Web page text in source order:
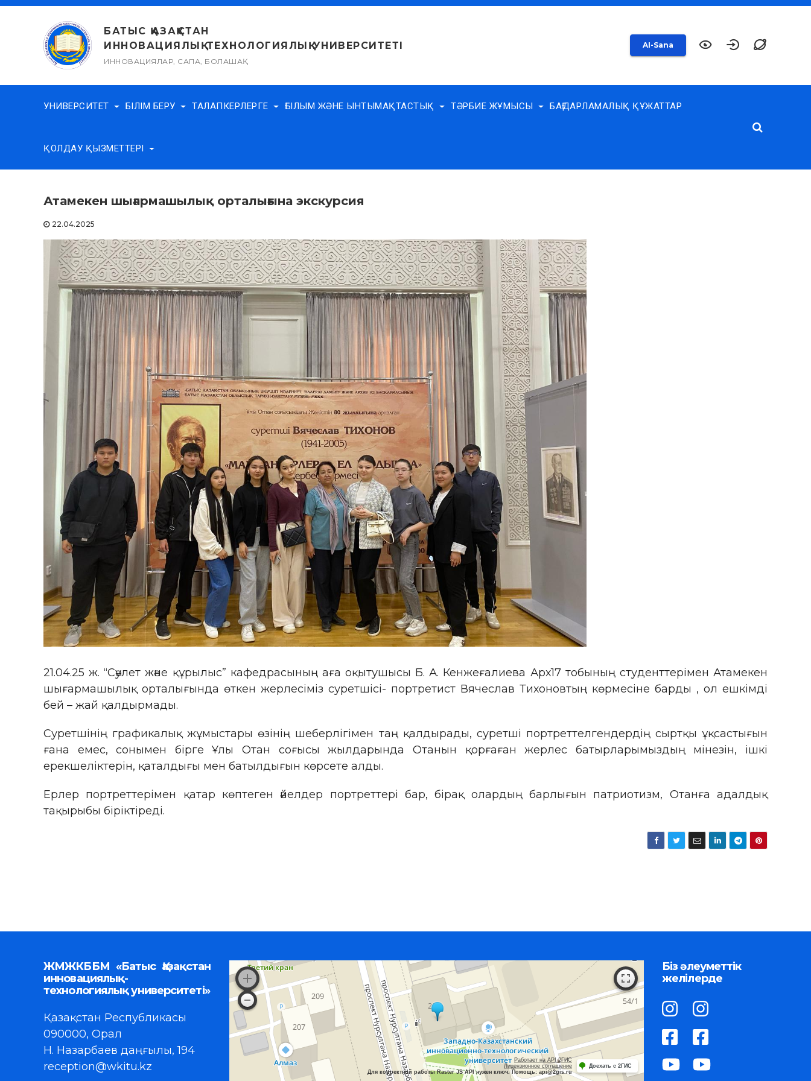
Skip
БАТЫС ҚАЗАҚСТАН
ИННОВАЦИЯЛЫҚ-ТЕХНОЛОГИЯЛЫҚ УНИВЕРСИТЕТІ
ИННОВАЦИЯЛАР, САПА, БОЛАШАҚ
AI-Sana
УНИВЕРСИТЕТ БІЛІМ БЕРУ ТАЛАПКЕРЛЕРГЕ ҒЫЛЫМ ЖӘНЕ ЫНТЫМАҚТАСТЫҚ ТӘРБИЕ ЖҰМЫСЫ БАҒДАРЛАМАЛЫҚ ҚҰЖАТТАР
ҚОЛДАУ ҚЫЗМЕТТЕРІ
Атамекен шығармашылық орталығына экскурсия
22.04.2025
21.04.25 ж. “Сәулет және құрылыс” кафедрасының аға оқытушысы Б. А. Кенжеғалиева Арх17 тобының студенттерімен Атамекен
шығармашылық орталығында өткен жерлесіміз суретшісі- портретист Вячеслав Тихоновтың көрмесіне барды , ол ешкімді
бей – жай қалдырмады.
Суретшінің графикалық жұмыстары өзінің шеберлігімен таң қалдырады, суретші портреттелгендердің сыртқы ұқсастығын
ғана емес, сонымен бірге Ұлы Отан соғысы жылдарында Отанын қорғаған жерлес батырларымыздың мінезін, ішкі
ерекшеліктерін, қаталдығы мен батылдығын көрсете алды.
Ерлер портреттерімен қатар көптеген әйелдер портреттері бар, бірақ олардың барлығын патриотизм, Отанға адалдық
тақырыбы біріктіреді.
ЖМЖКББМ «Батыс Қазақстан
инновациялық-
технологиялық университеті»
Қазақстан Республикасы
090000, Орал
Н. Назарбаев даңғылы, 194
reception@wkitu.kz
Работает на API 2ГИС
Лицензионное соглашение
Для корректной работы Raster JS API нужен ключ. Помощь: api@2gis.ru
Доехать с 2ГИС
Біз әлеуметтік
желілерде